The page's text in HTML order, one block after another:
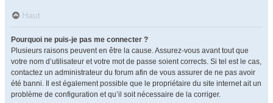
Haut
Pourquoi ne puis-je pas me connecter ?
Plusieurs raisons peuvent en être la cause. Assurez-vous avant tout que
votre nom d’utilisateur et votre mot de passe soient corrects. Si tel est le cas,
contactez un administrateur du forum afin de vous assurer de ne pas avoir
été banni. Il est également possible que le propriétaire du site internet ait un
problème de configuration et qu’il soit nécessaire de la corriger.